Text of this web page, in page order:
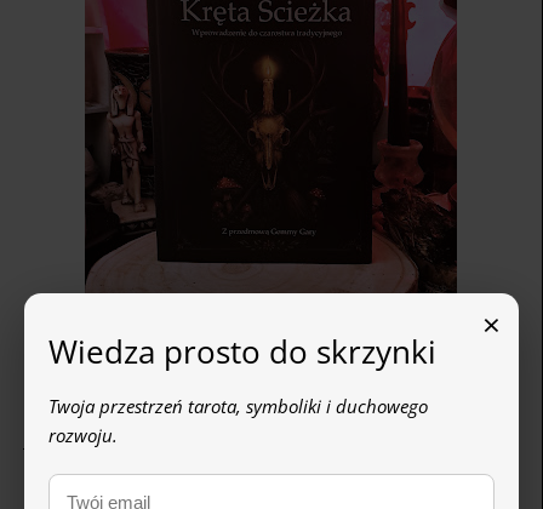
PRZECZYTAJ NAJNOWSZY NUMER MAGAZYNU!
×
Wiedza prosto do skrzynki
Twoja przestrzeń tarota, symboliki i duchowego
rozwoju.